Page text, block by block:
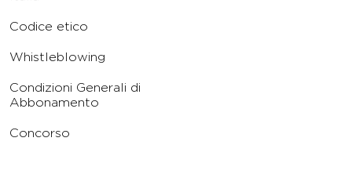
Codice etico
Whistleblowing
Condizioni Generali di
Abbonamento
Concorso